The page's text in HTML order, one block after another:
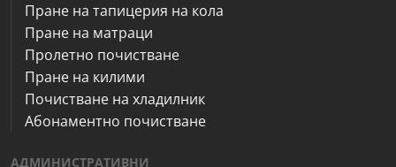
Пране на тапицерия на кола
Пране на матраци
Пролетно почистване
Пране на килими
Почистване на хладилник
Абонаментно почистване
АДМИНИСТРАТИВНИ